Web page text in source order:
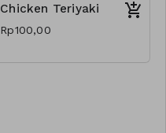
Chicken Teriyaki
Rp100,00